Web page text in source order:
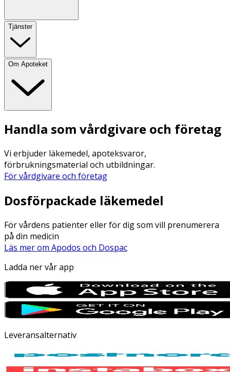
Tjänster
Om Apoteket
Handla som vårdgivare och företag
Vi erbjuder läkemedel, apoteksvaror,
förbrukningsmaterial och utbildningar.
För vårdgivare och företag
Dosförpackade läkemedel
För vårdens patienter eller för dig som vill prenumerera
på din medicin
Läs mer om Apodos och Dospac
Ladda ner vår app
Leveransalternativ